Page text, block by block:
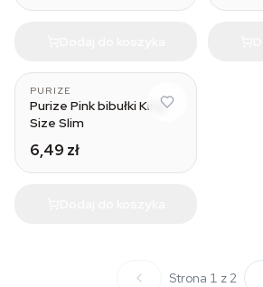
PURIZE
Purize Pink bibułki King
Size Slim
6,49 zł
Strona 1 z 2